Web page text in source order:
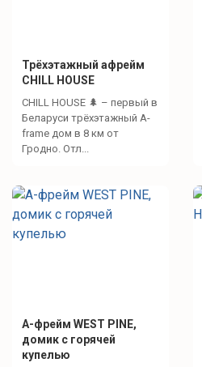
Трёхэтажный aфрейм
CHILL HOUSE
CHILL HOUSE 🌲 – первый в
Беларуси трёхэтажный A-
frame дом в 8 км от
Гродно. Отл...
А-фрейм WEST PINE,
домик с горячей
купелью